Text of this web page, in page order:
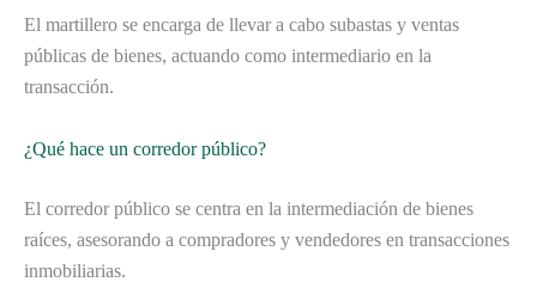
El martillero se encarga de llevar a cabo subastas y ventas
públicas de bienes, actuando como intermediario en la
transacción.
¿Qué hace un corredor público?
El corredor público se centra en la intermediación de bienes
raíces, asesorando a compradores y vendedores en transacciones
inmobiliarias.